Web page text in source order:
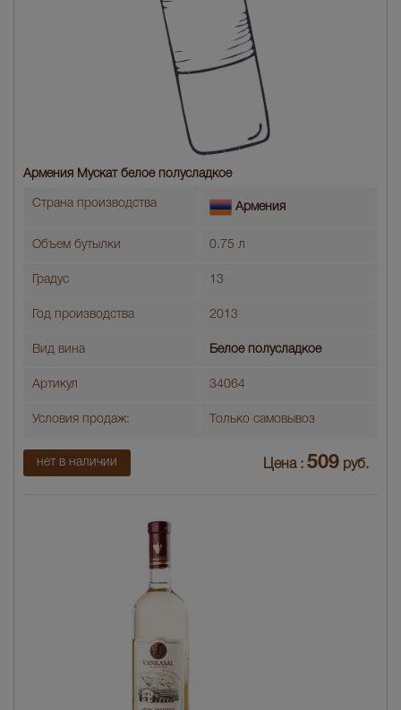
Армения Мускат белое полусладкое
Страна производства Армения
Объем бутылки 0.75 л
Градус 13
Год производства 2013
Вид вина Белое полусладкое
Артикул 34064
Условия продаж: Только самовывоз
нет в наличии Цена : 509 руб.